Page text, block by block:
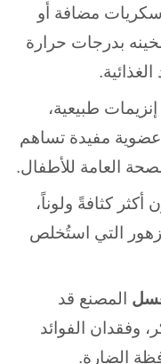
سكريات مضافة أو
بدرجات حرارة
طبيعية،
مفيدة تساهم
العامة للأطفال.
كثافةً ولوناً،
التي استُخلص
المصنع قد
وفقدان الفوائد
الضارة.